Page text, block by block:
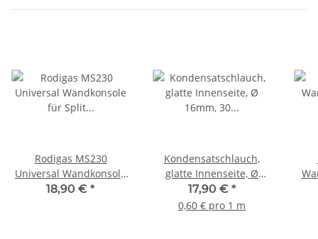
Rodigas MS230
Universal Wandkonsole
für Split Klimaanlagen
18,90 € *
Kondensatschlauch,
glatte Innenseite, Ø
16mm, 30 Meter
17,90 € *
0,60 € pro 1 m